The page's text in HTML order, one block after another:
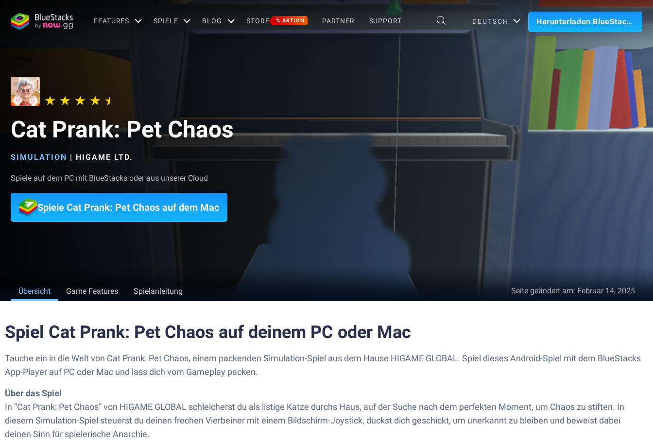
FEATURES SPIELE BLOG STORE % AKTION PARTNER SUPPORT DEUTSCH Herunterladen BlueStacks
Cat Prank: Pet Chaos
SIMULATION | HIGAME LTD.
Spiele auf dem PC mit BlueStacks oder aus unserer Cloud
Spiele Cat Prank: Pet Chaos auf dem Mac
Übersicht Game Features Spielanleitung Seite geändert am: Februar 14, 2025
Spiel Cat Prank: Pet Chaos auf deinem PC oder Mac
Tauche ein in die Welt von Cat Prank: Pet Chaos, einem packenden Simulation-Spiel aus dem Hause HIGAME GLOBAL. Spiel dieses Android-Spiel mit dem BlueStacks
App-Player auf PC oder Mac und lass dich vom Gameplay packen.
Über das Spiel
In “Cat Prank: Pet Chaos” von HIGAME GLOBAL schleicherst du als listige Katze durchs Haus, auf der Suche nach dem perfekten Moment, um Chaos zu stiften. In
diesem Simulation-Spiel steuerst du deinen frechen Vierbeiner mit einem Bildschirm-Joystick, duckst dich geschickt, um unerkannt zu bleiben und beweist dabei
deinen Sinn für spielerische Anarchie.